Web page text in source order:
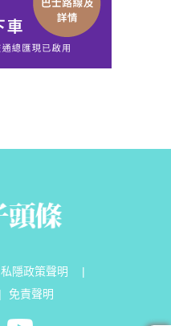
私隱政策聲明
免責聲明